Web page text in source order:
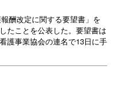
酬改定に関する要望書」を
たことを公表した。要望書は
護事業協会の連名で13日に手